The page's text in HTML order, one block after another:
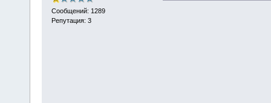
Сообщений: 1289
Репутация: 3